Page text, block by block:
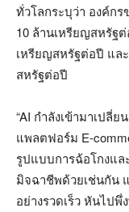
ทั่วโลกระบุว่า องค์กร
10 ล้านเหรียญสหรัฐ
เหรียญสหรัฐต่อปี แล
สหรัฐต่อปี
“AI กำลังเข้ามาเปลี่
แพลตฟอร์ม E-
รูปแบบการฉ้อโกงแล
มิจฉาชีพด้วยเช่นกัน
อย่างรวดเร็ว หันไป